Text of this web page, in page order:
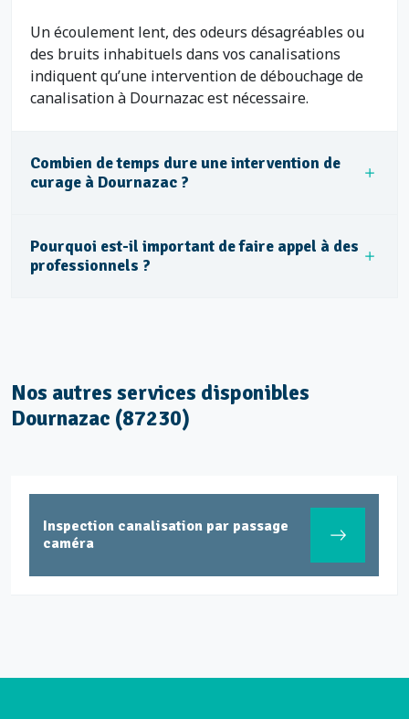
Un écoulement lent, des odeurs désagréables ou
des bruits inhabituels dans vos canalisations
indiquent qu’une intervention de débouchage de
canalisation à Dournazac est nécessaire.
Combien de temps dure une intervention de
curage à Dournazac ?
Pourquoi est-il important de faire appel à des
professionnels ?
Nos autres services disponibles
Dournazac (87230)
Inspection canalisation par passage
caméra